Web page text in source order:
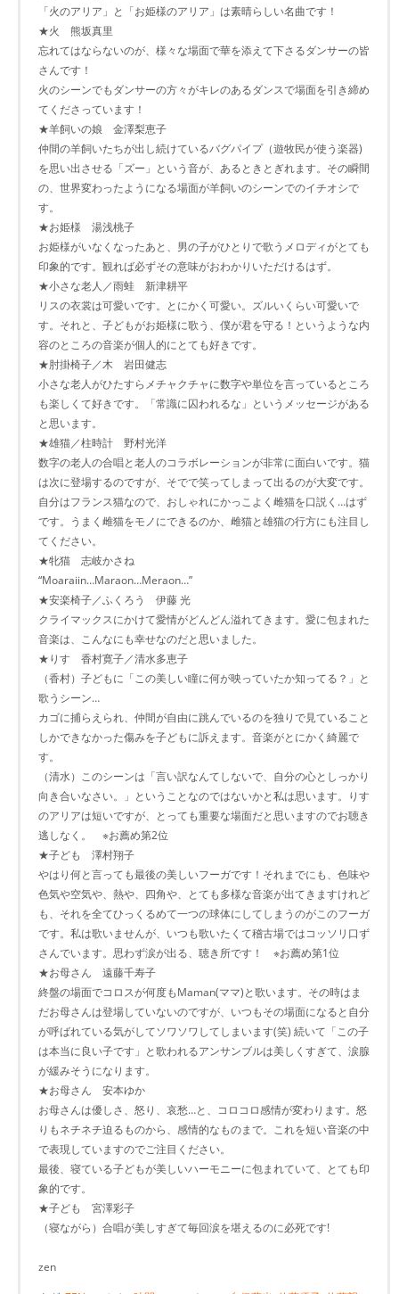
「火のアリア」と「お姫様のアリア」は素晴らしい名曲です！
★火 熊坂真里
忘れてはならないのが、様々な場面で華を添えて下さるダンサーの皆
さんです！
火のシーンでもダンサーの方々がキレのあるダンスで場面を引き締め
てくださっています！
★羊飼いの娘 金澤梨恵子
仲間の羊飼いたちが出し続けているバグパイプ（遊牧民が使う楽器)
を思い出させる「ズー」という音が、あるときとぎれます。その瞬間
の、世界変わったようになる場面が羊飼いのシーンでのイチオシで
す。
★お姫様 湯浅桃子
お姫様がいなくなったあと、男の子がひとりで歌うメロディがとても
印象的です。観れば必ずその意味がおわかりいただけるはず。
★小さな老人／雨蛙 新津耕平
リスの衣裳は可愛いです。とにかく可愛い。ズルいくらい可愛いで
す。それと、子どもがお姫様に歌う、僕が君を守る！というような内
容のところの音楽が個人的にとても好きです。
★肘掛椅子／木 岩田健志
小さな老人がひたすらメチャクチャに数字や単位を言っているところ
も楽しくて好きです。「常識に囚われるな」というメッセージがある
と思います。
★雄猫／柱時計 野村光洋
数字の老人の合唱と老人のコラボレーションが非常に面白いです。猫
は次に登場するのですが、そでで笑ってしまって出るのが大変です。
自分はフランス猫なので、おしゃれにかっこよく雌猫を口説く…はず
です。うまく雌猫をモノにできるのか、雌猫と雄猫の行方にも注目し
てください。
★牝猫 志岐かさね
“Moaraiin…Maraon…Meraon…”
★安楽椅子／ふくろう 伊藤 光
クライマックスにかけて愛情がどんどん溢れてきます。愛に包まれた
音楽は、こんなにも幸せなのだと思いました。
★りす 香村寛子／清水多恵子
（香村）子どもに「この美しい瞳に何が映っていたか知ってる？」と
歌うシーン…
カゴに捕らえられ、仲間が自由に跳んでいるのを独りで見ていること
しかできなかった傷みを子どもに訴えます。音楽がとにかく綺麗で
す。
（清水）このシーンは「言い訳なんてしないで、自分の心としっかり
向き合いなさい。」ということなのではないかと私は思います。りす
のアリアは短いですが、とっても重要な場面だと思いますのでお聴き
逃しなく。 ※お薦め第2位
★子ども 澤村翔子
やはり何と言っても最後の美しいフーガです！それまでにも、色味や
色気や空気や、熱や、四角や、とても多様な音楽が出てきますけれど
も、それを全てひっくるめて一つの球体にしてしまうのがこのフーガ
です。私は歌いませんが、いつも歌いたくて稽古場ではコッソリ口ず
さんでいます。思わず涙が出る、聴き所です！ ※お薦め第1位
★お母さん 遠藤千寿子
終盤の場面でコロスが何度もMaman(ママ)と歌います。その時はま
だお母さんは登場していないのですが、いつもその場面になると自分
が呼ばれている気がしてソワソワしてしまいます(笑) 続いて「この子
は本当に良い子です」と歌われるアンサンブルは美しくすぎて、涙腺
が緩みそうになります。
★お母さん 安本ゆか
お母さんは優しさ、怒り、哀愁…と、コロコロ感情が変わります。怒
りもネチネチ迫るものから、感情的なものまで。これを短い音楽の中
で表現していますのでご注目ください。
最後、寝ている子どもが美しいハーモニーに包まれていて、とても印
象的です。
★子ども 宮澤彩子
（寝ながら）合唱が美しすぎて毎回涙を堪えるのに必死です!
zen